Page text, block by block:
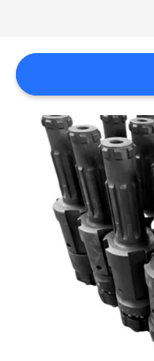
PLAN
DU
SITE
PRIVACY
POLICY